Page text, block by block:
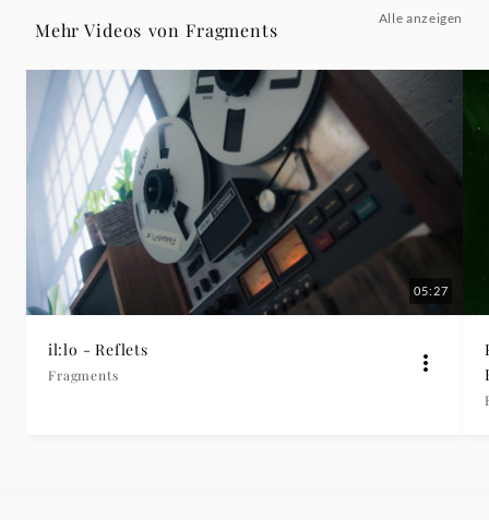
Remix)
Fragments
Deutsche
Grammophon
Mehr Videos von Fragments
Alle anzeigen
05:27
il:lo - Reflets
Fragments